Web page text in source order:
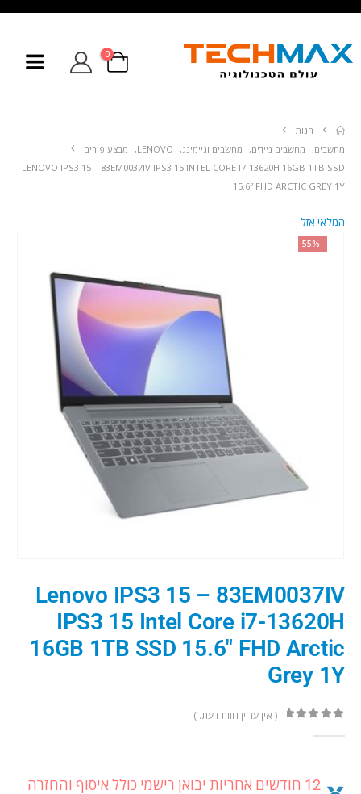
0
חנות
מחשבים, מחשבים ניידים, מחשבים וגיימינג,
LENOVO
,
מבצע פורים
LENOVO IPS3 15 – 83EM0037IV IPS3 15 INTEL CORE I7-13620H 16GB 1TB SSD
15.6″ FHD ARCTIC GREY 1Y
-55%
המלאי אזל
Lenovo IPS3 15 – 83EM0037IV
IPS3 15 Intel Core i7-13620H
16GB 1TB SSD 15.6″ FHD Arctic
Grey 1Y
( אין עדיין חוות דעת. )
12 חודשים אחריות יבואן רישמי כולל איסוף והחזרה